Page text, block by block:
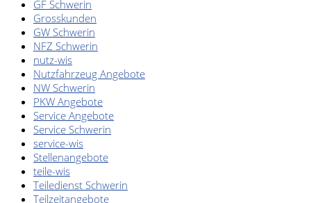
GF Schwerin
Grosskunden
GW Schwerin
NFZ Schwerin
nutz-wis
Nutzfahrzeug Angebote
NW Schwerin
PKW Angebote
Service Angebote
Service Schwerin
service-wis
Stellenangebote
teile-wis
Teiledienst Schwerin
Teilzeitangebote